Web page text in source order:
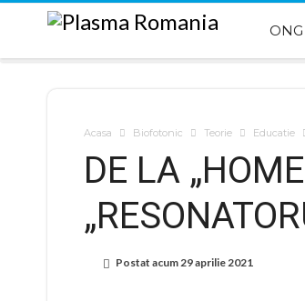
ONG
Acasa Biofotonic Teorie Educatie
DE LA
Postat acum29 aprilie 2021